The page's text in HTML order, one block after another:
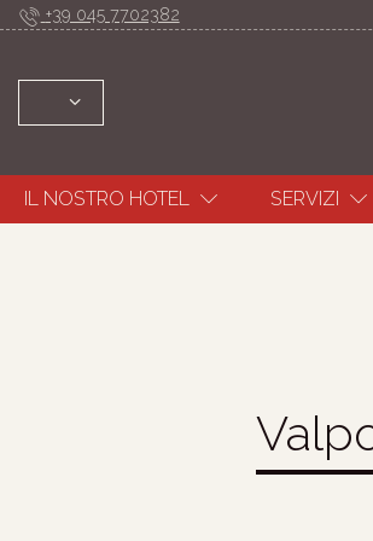
+39 045 7702382
IL NOSTRO HOTEL SERVIZI